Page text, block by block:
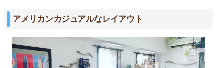
アメリカンカジュアルなレイアウト